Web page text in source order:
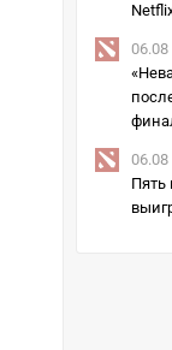
06.08
06.08
Пять